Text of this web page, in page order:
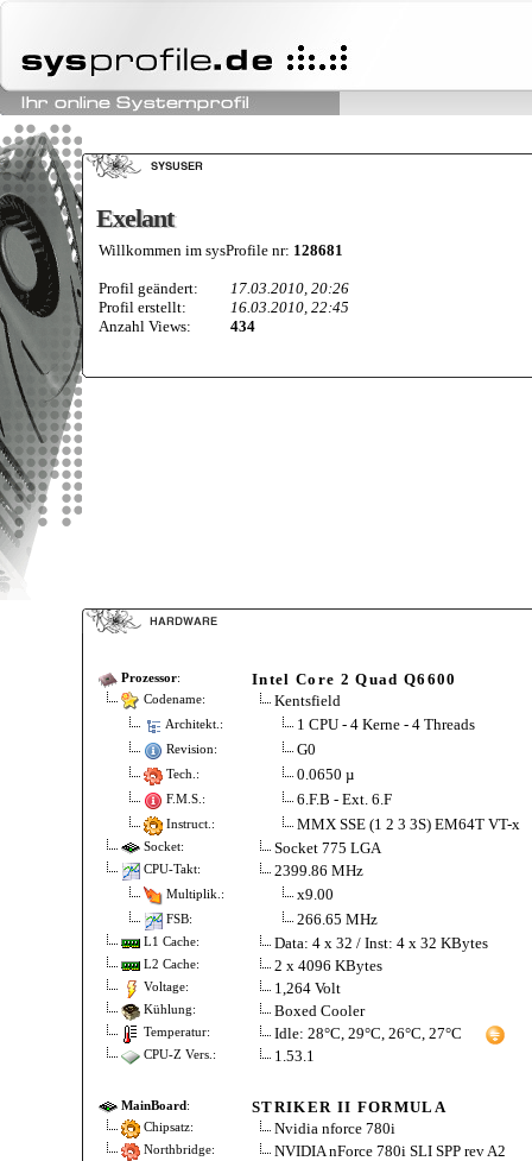
Exelant
Exelant
Willkommen im sysProfile nr: 128681
Profil geändert:
17.03.2010, 20:26
Profil erstellt:
16.03.2010, 22:45
Anzahl Views:
434
Prozessor: Intel Core 2 Quad Q6600
Codename: Kentsfield
Architekt.: 1 CPU - 4 Kerne - 4 Threads
Revision: G0
Tech.: 0.0650 µ
F.M.S.: 6.F.B - Ext. 6.F
Instruct.: MMX SSE (1 2 3 3S) EM64T VT-x
Socket: Socket 775 LGA
CPU-Takt: 2399.86 MHz
Multiplik.: x9.00
FSB: 266.65 MHz
L1 Cache: Data: 4 x 32 / Inst: 4 x 32 KBytes
L2 Cache: 2 x 4096 KBytes
Voltage: 1,264 Volt
Kühlung: Boxed Cooler
Temperatur: Idle: 28°C, 29°C, 26°C, 27°C
CPU-Z Vers.: 1.53.1
MainBoard: STRIKER II FORMULA
Chipsatz: Nvidia nforce 780i
Northbridge: NVIDIA nForce 780i SLI SPP rev A2